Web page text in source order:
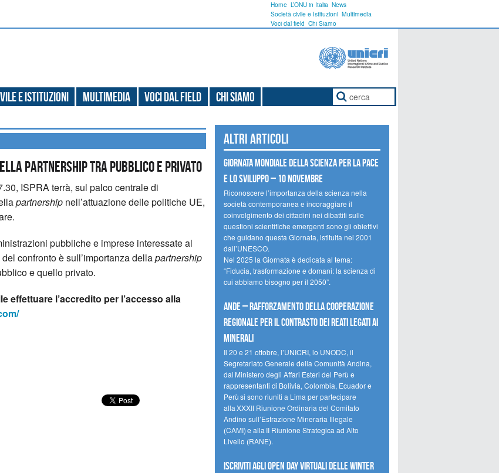
Home L’ONU in Italia News
Società civile e Istituzioni Multimedia
Voci dal field Chi Siamo
e Istituzioni Multimedia Voci dal field Chi Siamo
PARTNERSHIP TRA PUBBLICO E PRIVATO
ISPRA terrà, sul palco centrale di
partnership nell’attuazione delle politiche UE,
pubbliche e imprese interessate al
confronto è sull’importanza dellapartnership
e quello privato.
effettuare l’accredito per l’accesso alla
Altri articoli
Giornata mondiale della scienza per la pace
e lo sviluppo – 10 novembre
Riconoscere l’importanza della scienza nella
società contemporanea e incoraggiare il
coinvolgimento dei cittadini nei dibattiti sulle
questioni scientifiche emergenti sono gli obiettivi
che guidano questa Giornata, istituita nel 2001
dall’UNESCO.
Nel 2025 la Giornata è dedicata al tema:
“Fiducia, trasformazione e domani: la scienza di
cui abbiamo bisogno per il 2050”.
Ande – Rafforzamento della cooperazione
regionale per il contrasto dei reati legati ai
minerali
Il 20 e 21 ottobre, l’UNICRI, lo UNODC, il
Segretariato Generale della Comunità Andina,
dal Ministero degli Affari Esteri del Perù e
rappresentanti di Bolivia, Colombia, Ecuador e
Perù si sono riuniti a Lima per partecipare
alla XXXII Riunione Ordinaria del Comitato
Andino sull’Estrazione Mineraria Illegale
(CAMI) e alla II Riunione Strategica ad Alto
Livello (RANE).
Iscriviti agli Open Day Virtuali delle Winter